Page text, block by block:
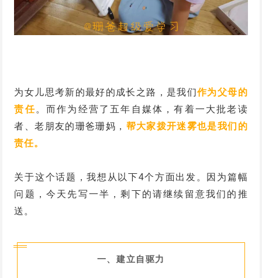
为女儿思考新的最好的成长之路，是我们作为父母的
责任。而作为经营了五年自媒体，有着一大批老读
者、老朋友的珊爸珊妈， 帮大家拨开迷雾也是我们的
责任。
关于这个话题，我想从以下4个方面出发。因为篇幅
问题，今天先写一半，剩下的请继续留意我们的推
送。
一、建立自驱力